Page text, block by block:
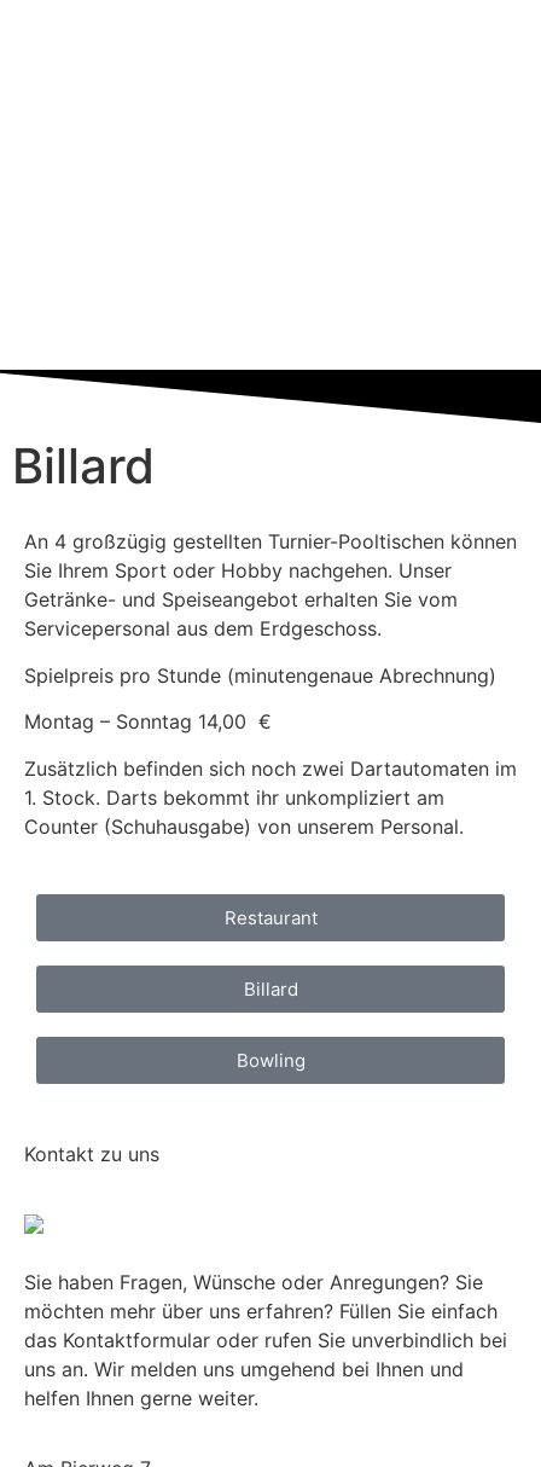
Billard
Restaurant
Billard
Bowling
An 4 großzügig gestellten Turnier-Pooltischen können
Sie Ihrem Sport oder Hobby nachgehen. Unser
Getränke- und Speiseangebot erhalten Sie vom
Servicepersonal aus dem Erdgeschoss.
Spielpreis pro Stunde (minutengenaue Abrechnung)
Montag – Sonntag 14,00 €
Zusätzlich befinden sich noch zwei Dartautomaten im
1. Stock. Darts bekommt ihr unkompliziert am
Counter (Schuhausgabe) von unserem Personal.
Kontakt zu uns
Sie haben Fragen, Wünsche oder Anregungen? Sie
möchten mehr über uns erfahren? Füllen Sie einfach
das Kontaktformular oder rufen Sie unverbindlich bei
uns an. Wir melden uns umgehend bei Ihnen und
helfen Ihnen gerne weiter.